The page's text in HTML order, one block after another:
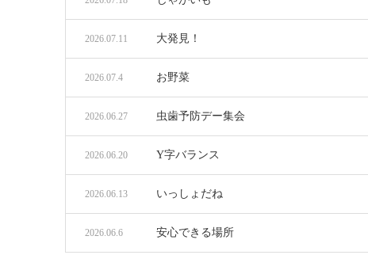
大発見！
2026.07.11
お野菜
2026.07.4
虫歯予防デー集会
2026.06.27
Y字バランス
2026.06.20
いっしょだね
2026.06.13
安心できる場所
2026.06.6